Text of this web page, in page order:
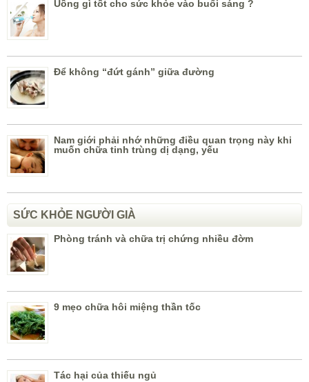
Uồng gì tốt cho sức khỏe vào buổi sáng ?
Để không “đứt gánh” giữa đường
Nam giới phải nhớ những điều quan trọng này khi
muốn chữa tinh trùng dị dạng, yếu
SỨC KHỎE NGƯỜI GIÀ
Phòng tránh và chữa trị chứng nhiều đờm
9 mẹo chữa hôi miệng thần tốc
Tác hại của thiếu ngủ